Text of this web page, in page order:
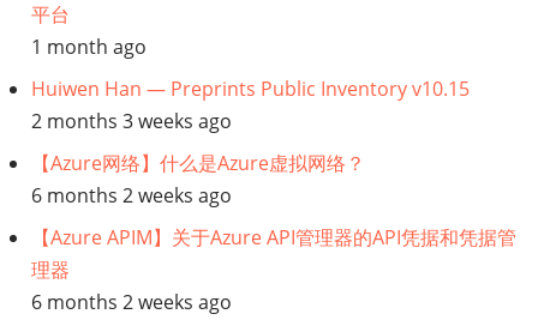
什
么
是
数
据
架
平台
1 month ago
Huiwen Han — Preprints Public Inventory v10.15
2 months 3 weeks ago
【Azure网络】什么是Azure虚拟网络？
6 months 2 weeks ago
【Azure APIM】关于Azure API管理器的API凭据和凭据管
理器
6 months 2 weeks ago